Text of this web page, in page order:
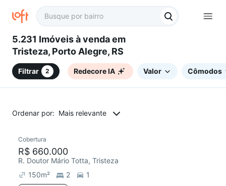
5.231 Imóveis à venda em
Tristeza, Porto Alegre, RS
Filtrar 2 Redecore IA Valor Cômodos
Ordenar por: Mais relevante
Redecorar
Cobertura
R$ 660.000
R. Doutor Mário Totta, Tristeza
150m² 2
1